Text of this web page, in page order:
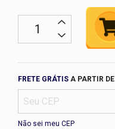
Frete grátis
FRETE GRÁTIS A PARTIR DE
Não sei meu CEP